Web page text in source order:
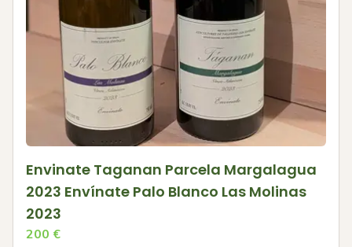
Envinate Taganan Parcela Margalagua
2023 Envínate Palo Blanco Las Molinas
2023
200 €